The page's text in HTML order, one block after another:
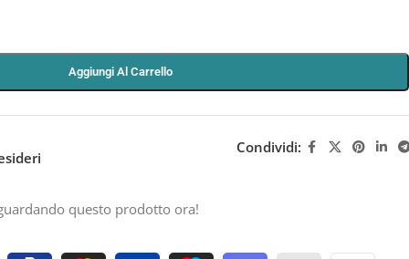
Aggiungi Al Carrello
Condividi:
questo prodotto ora!